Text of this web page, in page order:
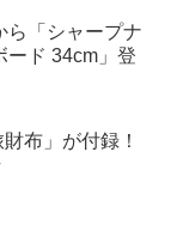
ら「シャープナ
ード 34cm」登
布」が付録！